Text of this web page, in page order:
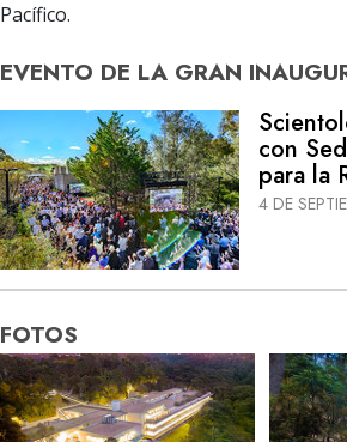
Pacífico.
EVENTO DE LA GRAN
con
para la
4 DE
FOTOS